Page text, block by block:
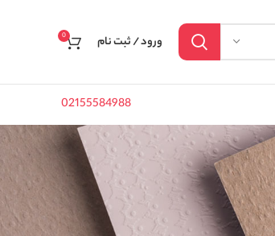
ورود / ثبت نام 0
02155584988